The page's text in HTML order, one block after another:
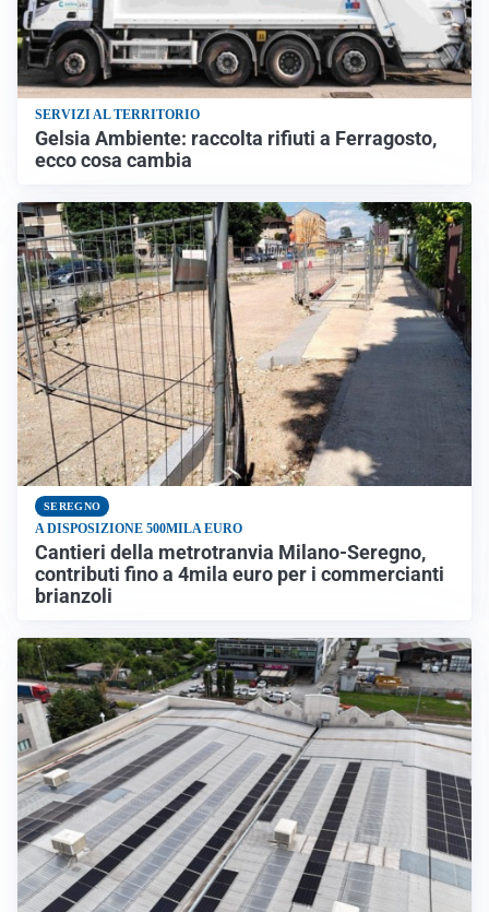
SERVIZI AL TERRITORIO
Gelsia Ambiente: raccolta rifiuti a Ferragosto,
ecco cosa cambia
SEREGNO
A DISPOSIZIONE 500MILA EURO
Cantieri della metrotranvia Milano-Seregno,
contributi fino a 4mila euro per i commercianti
brianzoli